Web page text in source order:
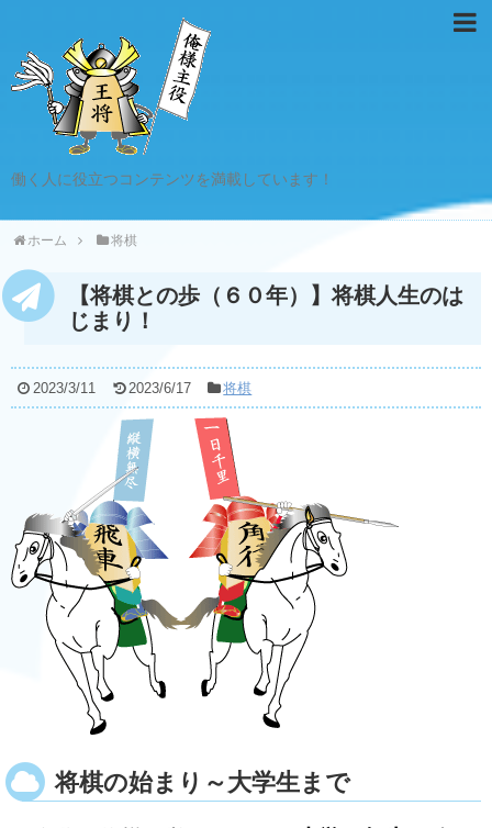
働く人に役立つコンテンツを満載しています！
ホーム 将棋
【将棋との歩（６０年）】将棋人生のは
じまり！
2023/3/11 2023/6/17 将棋
将棋の始まり～大学生まで